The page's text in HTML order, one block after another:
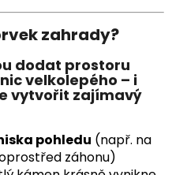
zahrady?
dodat prostoru
velkolepého – i
vytvořit zajímavý
pohledu (např. na
záhonu)